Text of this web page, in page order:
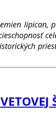
lipican,